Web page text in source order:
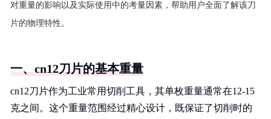
对重量的影响以及实际使用中的考量因素，帮助用户全面了解该刀
片的物理特性。
一、cn12刀片的基本重量
cn12刀片作为工业常用切削工具，其单枚重量通常在12-15
克之间。这个重量范围经过精心设计，既保证了切削时的